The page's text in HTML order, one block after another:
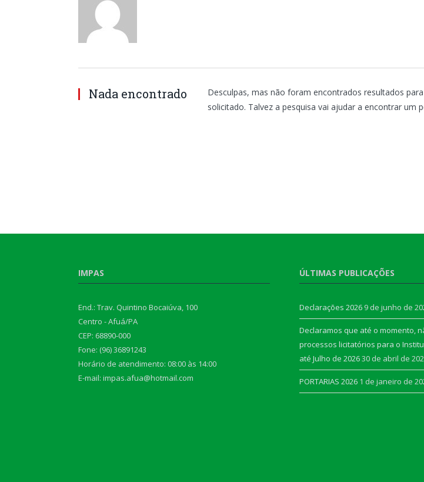
Nada encontrado
Desculpas, mas não foram encontrados resultados
solicitado. Talvez a pesquisa vai ajudar a encontrar um
IMPAS
End.: Trav. Quintino Bocaiúva, 100
Centro - Afuá/PA
CEP: 68890-000
Fone: (96) 36891243
Horário de atendimento: 08:00 às 14:00
E-mail: impas.afua@hotmail.com
ÚLTIMAS PUBLICAÇÕES
Declarações 2026 9 de junho de
Declaramos que até o momento,
processos licitatórios para o
até Julho de 202630 de abril de
PORTARIAS 2026 1 de janeiro de